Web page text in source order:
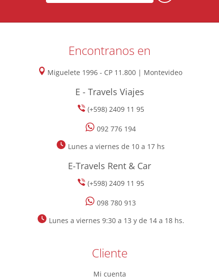
Encontranos en
Miguelete 1996 - CP 11.800 | Montevideo
E - Travels Viajes
(+598) 2409 11 95
092 776 194
Lunes a viernes de 10 a 17 hs
E-Travels Rent & Car
(+598) 2409 11 95
098 780 913
Lunes a viernes 9:30 a 13 y de 14 a 18 hs.
Cliente
Mi cuenta